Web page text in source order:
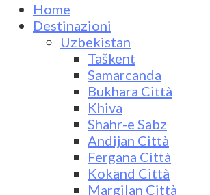
Home
Destinazioni
Uzbekistan
Taškent
Samarcanda
Bukhara Città
Khiva
Shahr-e Sabz
Andijan Città
Fergana Città
Kokand Città
Margilan Città